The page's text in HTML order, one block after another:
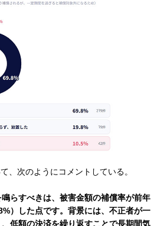
、次のようにコメントしている。
鳴らすべきは、被害金額の補償率が前年
）した点です。背景には、不正者が一
低額の決済を繰り返すことで長期間気